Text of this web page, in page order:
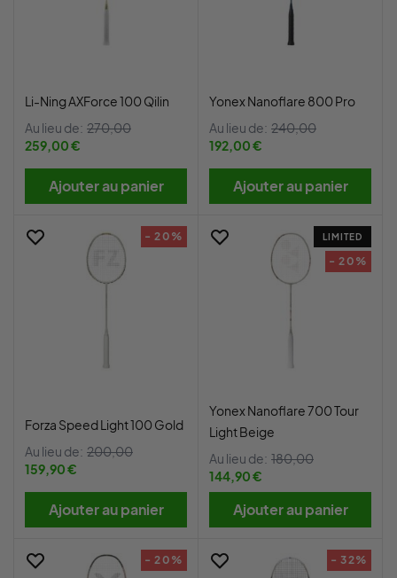
Li-Ning AXForce 100 Qilin
Au lieu de: 270,00
259,00 €
Ajouter au panier
Yonex Nanoflare 800 Pro
Au lieu de: 240,00
192,00 €
Ajouter au panier
- 20%
Forza Speed Light 100 Gold
Au lieu de: 200,00
159,90 €
Ajouter au panier
LIMITED
- 20%
Yonex Nanoflare 700 Tour
Light Beige
Au lieu de: 180,00
144,90 €
Ajouter au panier
- 20% - 32%